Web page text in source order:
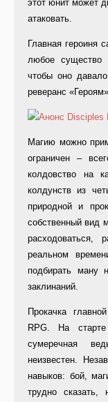
этот юнит может
атаковать.
Главная героиня
любое существо
чтобы оно
реверанс
Магию можно
ограничен –
колдовство на
колдунств из
природной и
собственный вид
реальном
подбирать ману
заклинаний.
Прокачка
RPG. На
сумеречная
неизвестен.
навыков: бой,
трудно